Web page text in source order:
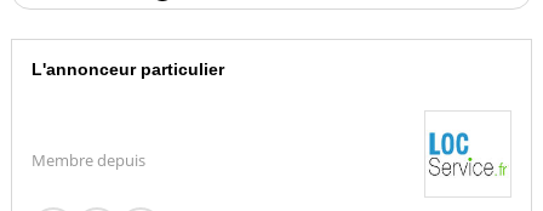
L'annonceur particulier
Membre depuis